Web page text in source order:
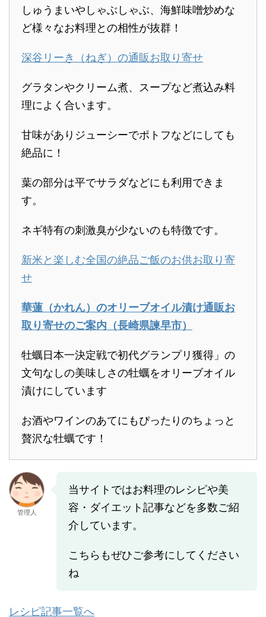
しゅうまいやしゃぶしゃぶ、海鮮味噌炒めな
ど様々なお料理との相性が抜群！
深谷リーき（ねぎ）の通販お取り寄せ
グラタンやクリーム煮、スープなど煮込み料
理によく合います。
甘味がありジューシーでポトフなどにしても
絶品に！
葉の部分は平でサラダなどにも利用できま
す。
ネギ特有の刺激臭が少ないのも特徴です。
新米と楽しむ全国の絶品ご飯のお供お取り寄
せ
華蓮（かれん）のオリーブオイル漬け通販お
取り寄せのご案内（長崎県諫早市）
牡蠣日本一決定戦で初代グランプリ獲得」の
文句なしの美味しさの牡蠣をオリーブオイル
漬けにしています
お酒やワインのあてにもぴったりのちょっと
贅沢な牡蠣です！
管理人
当サイトではお料理のレシピや美
容・ダイエット記事などを多数ご紹
介しています。
こちらもぜひご参考にしてください
ね
レシピ記事一覧へ